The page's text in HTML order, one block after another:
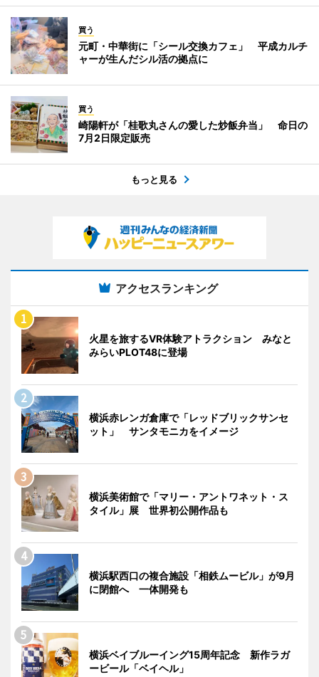
買う
元町・中華街に「シール交換カフェ」 平成カルチ
ャーが生んだシル活の拠点に
買う
崎陽軒が「桂歌丸さんの愛した炒飯弁当」 命日の
7月2日限定販売
もっと見る
アクセスランキング
火星を旅するVR体験アトラクション みなと
みらいPLOT48に登場
横浜赤レンガ倉庫で「レッドブリックサンセ
ット」 サンタモニカをイメージ
横浜美術館で「マリー・アントワネット・ス
タイル」展 世界初公開作品も
横浜駅西口の複合施設「相鉄ムービル」が9月
に閉館へ 一体開発も
横浜ベイブルーイング15周年記念 新作ラガ
ービール「ベイヘル」